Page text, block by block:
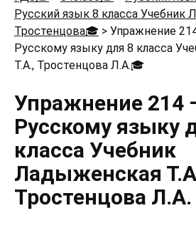
Русский язык 8 класса Учебник
Тростенцова🎓 > Упражнение
Русскому языку для 8 класса
Т.А., Тростенцова Л.А.🎓
Упражнение 214
Русскому языку
класса Учебник
Ладыженская
Тростенцова Л.А.